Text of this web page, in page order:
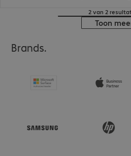
2 van 2
Toon
Brands.